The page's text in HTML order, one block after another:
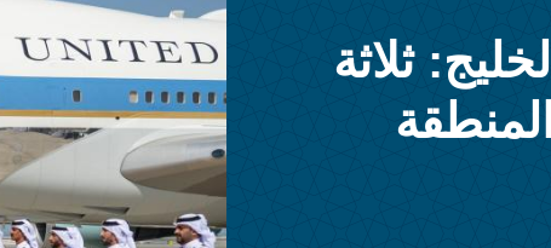
ثلاثة